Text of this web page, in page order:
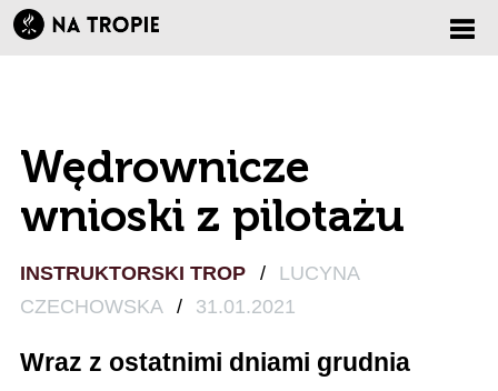
Wędrownicze
wnioski z pilotażu
INSTRUKTORSKI TROP /
LUCYNA
CZECHOWSKA / 31.01.2021
Wraz z ostatnimi dniami grudnia